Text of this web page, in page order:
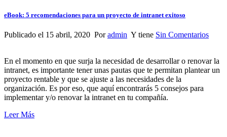
eBook: 5 recomendaciones para un proyecto de intranet exitoso
Publicado el 15 abril, 2020 Poradmin Y tiene Sin Comentarios
En el momento en que surja la necesidad de desarrollar o renovar la
intranet, es importante tener unas pautas que te permitan plantear un
proyecto rentable y que se ajuste a las necesidades de la
organización. Es por eso, que aquí encontrarás 5 consejos para
implementar y/o renovar la intranet en tu compañía.
Leer Más